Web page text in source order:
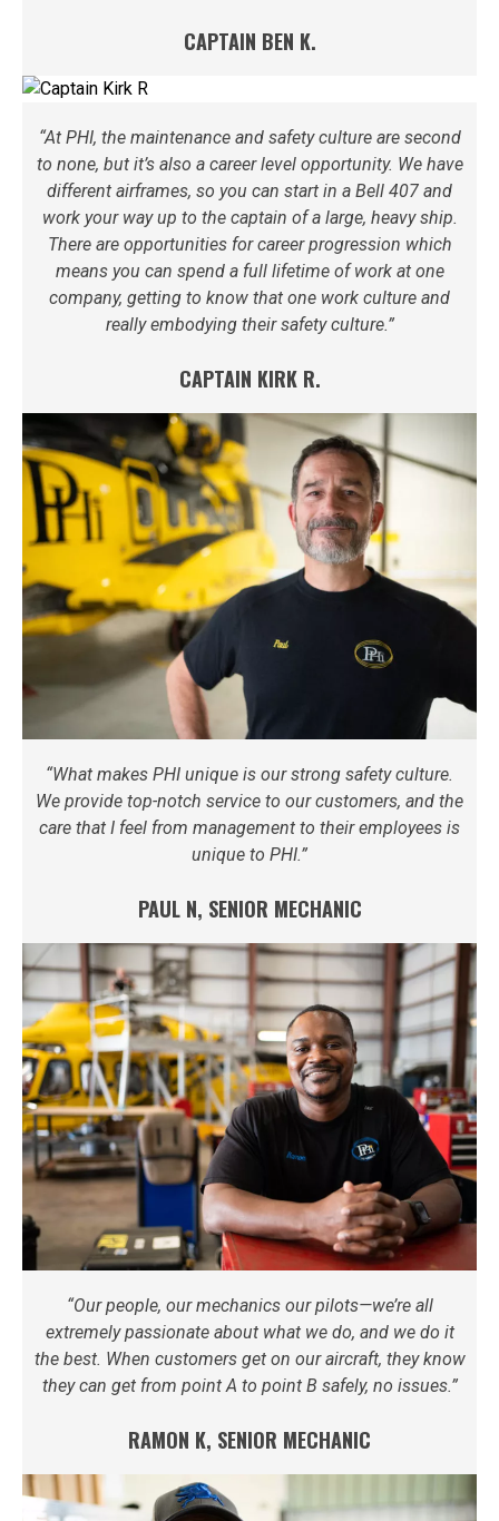
CAPTAIN BEN K.
“At PHI, the maintenance and safety culture are second
to none, but it’s also a career level opportunity. We have
different airframes, so you can start in a Bell 407 and
work your way up to the captain of a large, heavy ship.
There are opportunities for career progression which
means you can spend a full lifetime of work at one
company, getting to know that one work culture and
really embodying their safety culture.”
CAPTAIN KIRK R.
“What makes PHI unique is our strong safety culture.
We provide top-notch service to our customers, and the
care that I feel from management to their employees is
unique to PHI.”
PAUL N, SENIOR MECHANIC
“Our people, our mechanics our pilots—we’re all
extremely passionate about what we do, and we do it
the best. When customers get on our aircraft, they know
they can get from point A to point B safely, no issues.”
RAMON K, SENIOR MECHANIC